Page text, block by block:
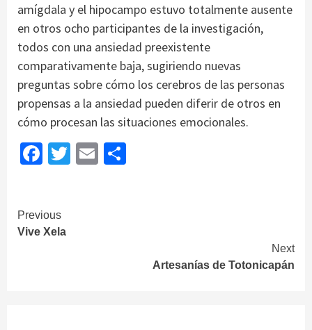
amígdala y el hipocampo estuvo totalmente ausente
en otros ocho participantes de la investigación,
todos con una ansiedad preexistente
comparativamente baja, sugiriendo nuevas
preguntas sobre cómo los cerebros de las personas
propensas a la ansiedad pueden diferir de otros en
cómo procesan las situaciones emocionales.
Facebook
Twitter
Email
Continue
Reading
Previous
Vive Xela
Next
Artesanías de Totonicapán